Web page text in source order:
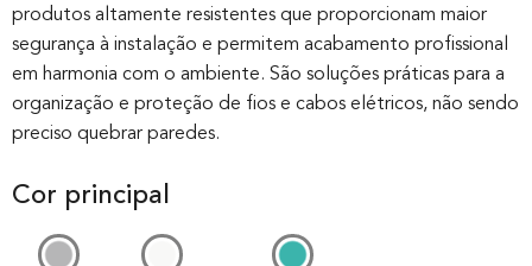
based on
customer
rating
produtos altamente resistentes que proporcionam maior
segurança à instalação e permitem acabamento profissional
em harmonia com o ambiente. São soluções práticas para a
organização e proteção de fios e cabos elétricos, não sendo
preciso quebrar paredes.
Cor principal